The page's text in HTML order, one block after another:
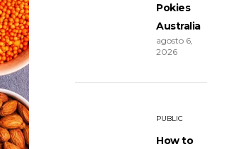
Pokies
Australia
agosto 6,
2026
PUBLIC
How to